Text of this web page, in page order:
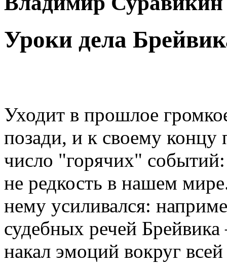
Уроки дела
Уходит в прошлое
позади, и к своему концу
число "горячих"
не редкость в нашем
нему усиливался:
судебных речей
накал эмоций вокруг